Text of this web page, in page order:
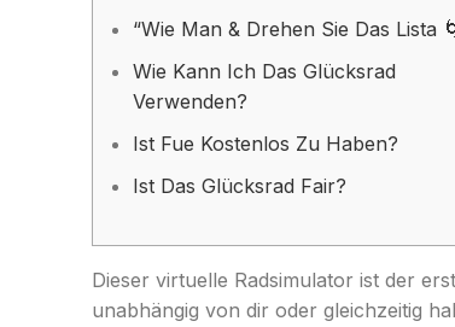
“Wie Man & Drehen Sie Das Lista
Wie Kann Ich Das Glücksrad
Verwenden?
Ist Fue Kostenlos Zu Haben?
Ist Das Glücksrad Fair?
Dieser virtuelle Radsimulator ist der
unabhängig von dir oder gleichzeitig